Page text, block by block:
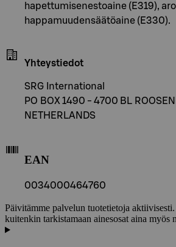
hapettumisenestoaine (E319),
happamuudensäätöaine (E330).
Yhteystiedot
SRG International
PO BOX 1490 - 4700 BL
NETHERLANDS
EAN
0034000464760
Päivitämme palvelun tuotetietoja
kuitenkin tarkistamaan ainesosat aina myös